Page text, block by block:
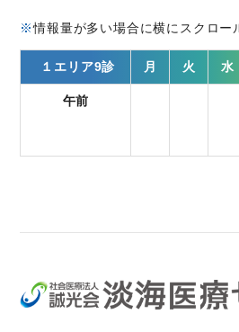
１エリア9診 月 火 水
※情報量が多い場合に横にスクロー
午前